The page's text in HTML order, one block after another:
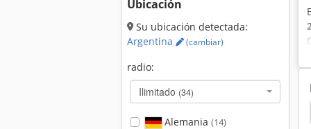
Ubicación
Su ubicación detectada:
Argentina
(cambiar)
radio:
Ilimitado (34)
Alemania (14)
Excavadoras De Cadenas